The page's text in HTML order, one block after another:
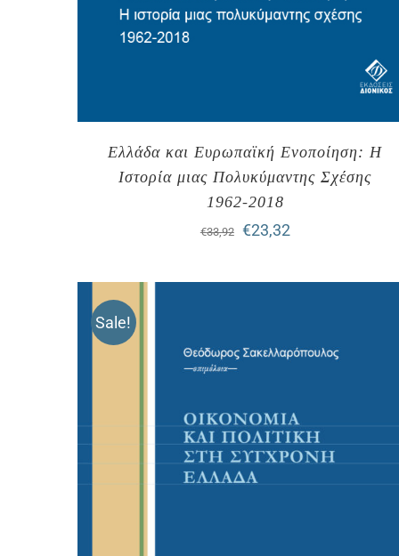
Ελλάδα και Ευρωπαϊκή Ενοποίηση: Η
Ιστορία μιας Πολυκύμαντης Σχέσης
1962-2018
€33,92
Original
€23,32Η
€23,32.
Sale!